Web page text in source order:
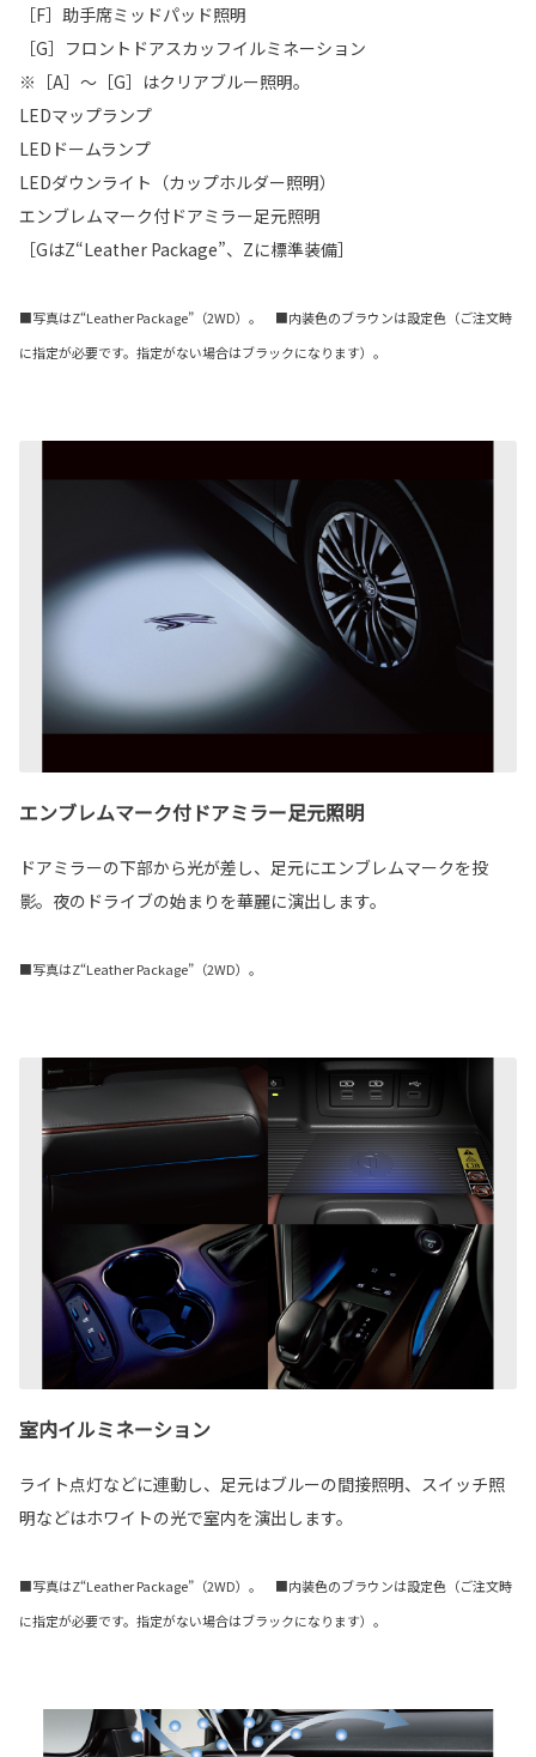
［F］助手席ミッドパッド照明
［G］フロントドアスカッフイルミネーション
※［A］～［G］はクリアブルー照明。
LEDマップランプ
LEDドームランプ
LEDダウンライト（カップホルダー照明）
エンブレムマーク付ドアミラー足元照明
［GはZ“Leather Package”、Zに標準装備］
■写真はZ“Leather Package”（2WD）。 ■内装色のブラウンは設定色（ご注文時
に指定が必要です。指定がない場合はブラックになります）。
エンブレムマーク付ドアミラー足元照明
ドアミラーの下部から光が差し、足元にエンブレムマークを投
影。夜のドライブの始まりを華麗に演出します。
■写真はZ“Leather Package”（2WD）。
室内イルミネーション
ライト点灯などに連動し、足元はブルーの間接照明、スイッチ照
明などはホワイトの光で室内を演出します。
■写真はZ“Leather Package”（2WD）。 ■内装色のブラウンは設定色（ご注文時
に指定が必要です。指定がない場合はブラックになります）。